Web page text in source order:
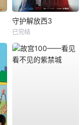
守护解放西3
已完结